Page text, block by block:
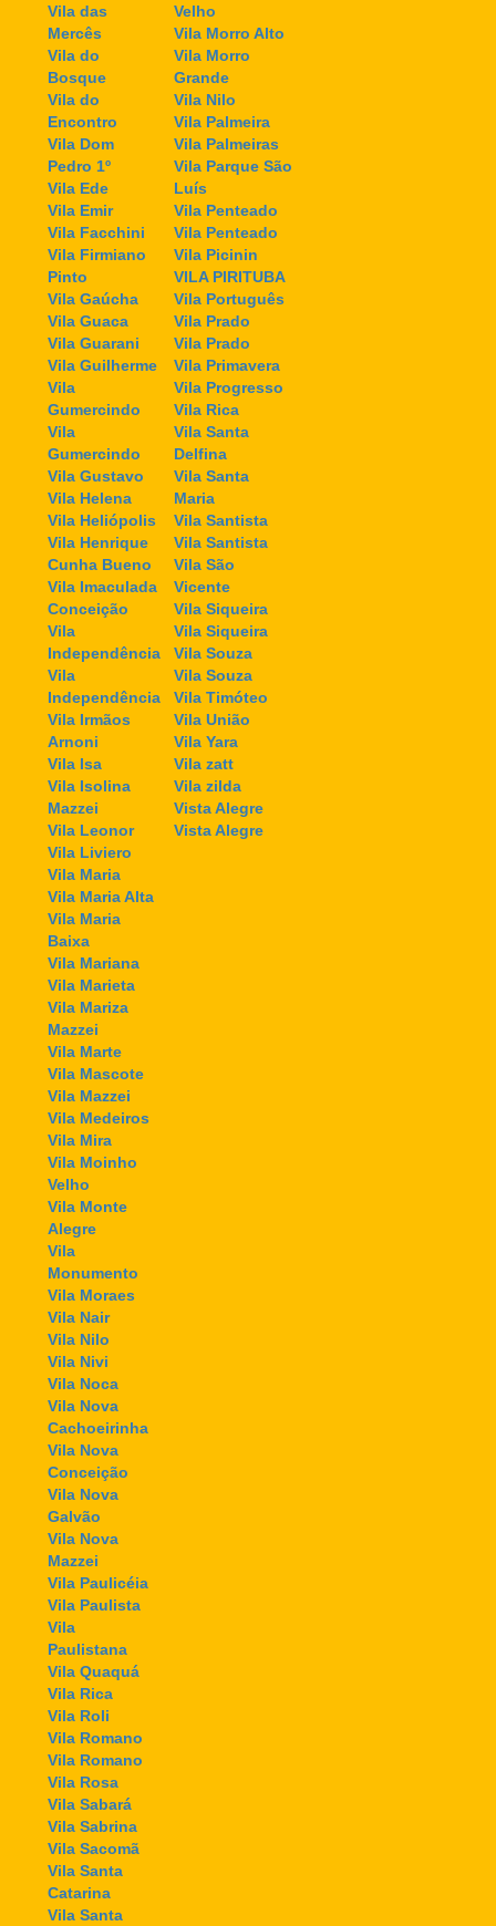
Vila das
Mercês
Vila do
Bosque
Vila do
Encontro
Vila Dom
Pedro 1º
Vila Ede
Vila Emir
Vila Facchini
Vila Firmiano
Pinto
Vila Gaúcha
Vila Guaca
Vila Guarani
Vila Guilherme
Vila
Gumercindo
Vila
Gumercindo
Vila Gustavo
Vila Helena
Vila Heliópolis
Vila Henrique
Cunha Bueno
Vila Imaculada
Conceição
Vila
Independência
Vila
Independência
Vila Irmãos
Arnoni
Vila Isa
Vila Isolina
Mazzei
Vila Leonor
Vila Liviero
Vila Maria
Vila Maria Alta
Vila Maria
Baixa
Vila Mariana
Vila Marieta
Vila Mariza
Mazzei
Vila Marte
Vila Mascote
Vila Mazzei
Vila Medeiros
Vila Mira
Vila Moinho
Velho
Vila Monte
Alegre
Vila
Monumento
Vila Moraes
Vila Nair
Vila Nilo
Vila Nivi
Vila Noca
Vila Nova
Cachoeirinha
Vila Nova
Conceição
Vila Nova
Galvão
Vila Nova
Mazzei
Vila Paulicéia
Vila Paulista
Vila
Paulistana
Vila Quaquá
Vila Rica
Vila Roli
Vila Romano
Vila Romano
Vila Rosa
Vila Sabará
Vila Sabrina
Vila Sacomã
Vila Santa
Catarina
Vila Santa
Velho
Vila Morro Alto
Vila Morro
Grande
Vila Nilo
Vila Palmeira
Vila Palmeiras
Vila Parque São
Luís
Vila Penteado
Vila Penteado
Vila Picinin
VILA PIRITUBA
Vila Português
Vila Prado
Vila Prado
Vila Primavera
Vila Progresso
Vila Rica
Vila Santa
Delfina
Vila Santa
Maria
Vila Santista
Vila Santista
Vila São
Vicente
Vila Siqueira
Vila Siqueira
Vila Souza
Vila Souza
Vila Timóteo
Vila União
Vila Yara
Vila zatt
Vila zilda
Vista Alegre
Vista Alegre